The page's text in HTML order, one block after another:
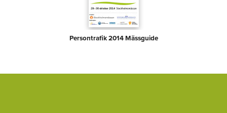
Persontrafik 2014 Mässguide